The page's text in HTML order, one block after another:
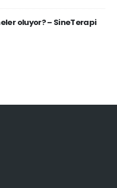
oluyor? – SineTerapi